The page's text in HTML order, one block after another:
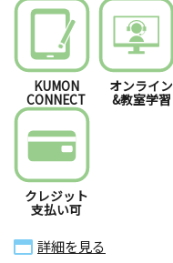
KUMON
CONNECT
オンライン
&教室学習
クレジット
支払い可
詳細を見る